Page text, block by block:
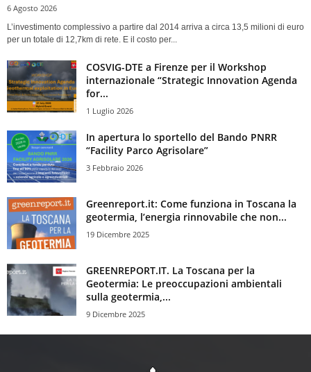
6 Agosto 2026
L’investimento complessivo a partire dal 2014 arriva a circa 13,5 milioni di euro
per un totale di 12,7km di rete. E il costo per...
COSVIG-DTE a Firenze per il Workshop
internazionale “Strategic Innovation Agenda
for...
1 Luglio 2026
In apertura lo sportello del Bando PNRR
“Facility Parco Agrisolare”
3 Febbraio 2026
Greenreport.it: Come funziona in Toscana la
geotermia, l’energia rinnovabile che non...
19 Dicembre 2025
GREENREPORT.IT. La Toscana per la
Geotermia: Le preoccupazioni ambientali
sulla geotermia,...
9 Dicembre 2025